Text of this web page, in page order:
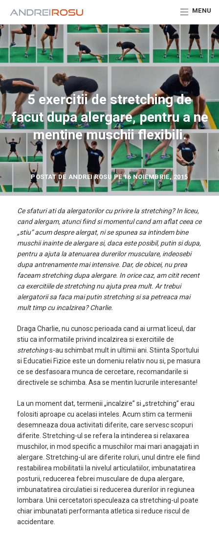
MENU
5 exercitii de stretching de
facut dupa alergare, pentru a ne
mentine muschii flexibili.
POSTAT DE ANDREI ROSU PE 16 NOIEMBRIE, 2015
Ce sfaturi ati da alergatorilor cu privire la stretching? In liceu,
cand alergam, atunci fiind si momentul cand am aflat ceea ce
„stiu” acum despre alergat, ni se spunea sa intindem bine
muschii inainte de alergare si, daca este posibil, putin si dupa,
pentru a ajuta la atenuarea durerilor musculare, indeosebi
dupa antrenamente mai intensive. Dar, de obicei, nu prea
faceam stretching dupa alergare. In orice caz, am citit recent
ca exercitiile de stretching nu ajuta prea mult. Ar trebui
alergatorii sa faca mai putin stretching si sa petreaca mai
mult timp cu incalzirea?Charlie.
Draga Charlie, nu cunosc perioada cand ai urmat liceul, dar
stiu ca informatiile privind incalzirea si exercitiile de
stretchings-au schimbat mult in ultimii ani. Stiinta Sportului
si Educatiei Fizice este un domeniu relativ nou si, pe masura
ce se desfasoara munca de cercetare, recomandarile si
directivele se schimba. Asa se mentin lucrurile interesante!
La un moment dat, termenii „incalzire” si „stretching” erau
folositi aproape cu acelasi inteles. Acum stim ca termenii
desemneaza doua activitati diferite, care servesc scopuri
diferite. Stretching-ul se refera la intinderea si relaxarea
muschilor, in mod specific a muschilor mai mari anagajati in
alergare. Stretching-ul are diferite roluri, unul dintre ele fiind
restabilirea mobilitatii la nivelul articulatiilor, imbunatatirea
posturii, reducerea febrei musculare de dupa alergare,
imbunatatirea circulatiei si reducerea durerilor in regiunea
lombara. Unii cercetatori speculeaza ca stretching-ul poate
chiar imbunatati performanta atletica si reduce riscul de
accidentare.